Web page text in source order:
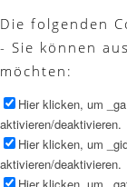
Die folgenden
- Sie können
möchten:
Hier klicken, um
aktivieren/deaktivieren.
Hier klicken, um
aktivieren/deaktivieren.
Hier klicken, um